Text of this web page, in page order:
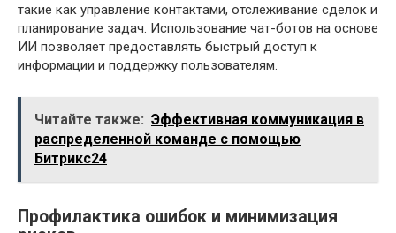
такие как управление контактами, отслеживание сделок и
планирование задач. Использование чат-ботов на основе
ИИ позволяет предоставлять быстрый доступ к
информации и поддержку пользователям.
Читайте также: Эффективная коммуникация в
распределенной команде с помощью
Битрикс24
Профилактика ошибок и минимизация